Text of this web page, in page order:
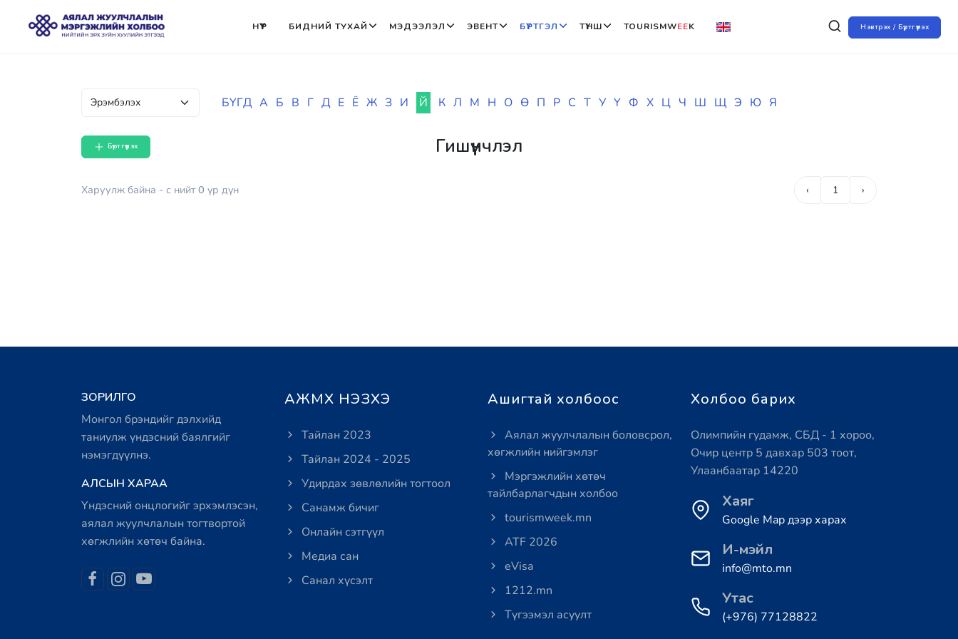
Нэвтрэх / Бүртгүүлэх
НҮҮР БИДНИЙ ТУХАЙ МЭДЭЭЛЭЛ ЭВЕНТ БҮРТГЭЛ ТҮНШ TOURISMWEEK
БҮГД А Б В Г Д Е Ё Ж З И Й К Л М Н О Ө П Р С Т У Ү Ф Х Ц Ч Ш Щ Э Ю Я
Бүртгүүлэх Гишүүнчлэл
Харуулж байна - с нийт0 үр дүн ‹ 1 ›
ЗОРИЛГО
Монгол брэндийг дэлхийд
таниулж үндэсний баялгийг
нэмэгдүүлнэ.
АЛСЫН ХАРАА
Үндэсний онцлогийг эрхэмлэсэн,
аялал жуулчлалын тогтвортой
хөгжлийн хөтөч байна.
АЖМХ НЭЗХЭ
Тайлан 2023
Тайлан 2024 - 2025
Удирдах зөвлөлийн тогтоол
Санамж бичиг
Онлайн сэтгүүл
Медиа сан
Санал хүсэлт
Ашигтай холбоос
Аялал жуулчлалын боловсрол,
хөгжлийн нийгэмлэг
Мэргэжлийн хөтөч
тайлбарлагчдын холбоо
tourismweek.mn
ATF 2026
eVisa
1212.mn
Түгээмэл асуулт
Холбоо барих
Олимпийн гудамж, СБД - 1 хороо,
Очир центр 5 давхар 503 тоот,
Улаанбаатар 14220
Хаяг
Google Map дээр харах
И-мэйл
info@mto.mn
Утас
(+976) 77128822